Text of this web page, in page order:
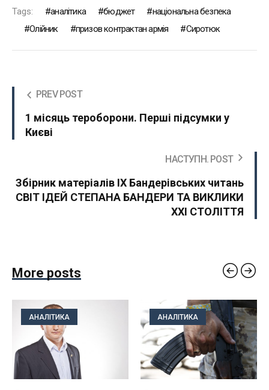
Tags: аналітика бюджет
національна безпека
Олійник
призов контрактан армія Сиротюк
PREV POST
1 місяць тероборони. Перші підсумки у
Києві
НАСТУПН. POST
Збірник матеріалів ІХ Бандерівських читань
СВІТ ІДЕЙ СТЕПАНА БАНДЕРИ ТА ВИКЛИКИ
XXI СТОЛІТТЯ
More posts
АНАЛІТИКА АНАЛІТИКА